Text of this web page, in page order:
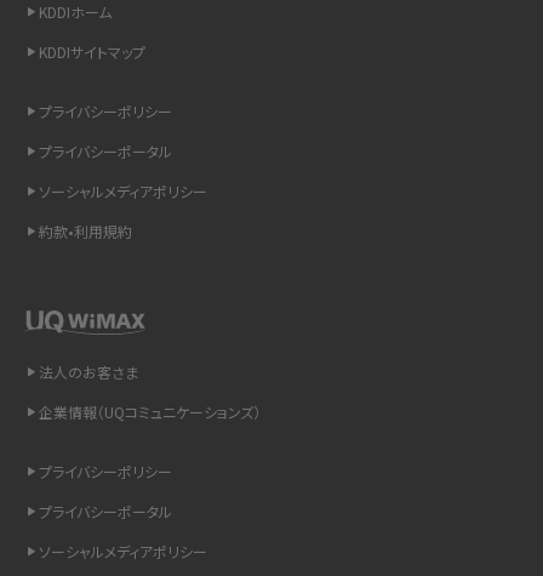
スマホのウィジェットとは？iPhone・Androidの設定方法やおススメを紹介
リプライ機能とは？LINE、X（旧Twitter）、Instagram、TikTokで送る方法を解説
インスタのDMの送り方は？便利機能の使い方や注意点をわかりやすく解説
Bluetooth®とは？Wi-Fiとの違いやスマホ・PCとの接続方法を解説
「iPhoneを探す」の使い方と設定方法を紹介！ブラウザやアプリから探す方法を
紹介
KDDIホーム
KDDIサイトマップ
プライバシーポリシー
プライバシーポータル
ソーシャルメディアポリシー
約款•利用規約
法人のお客さま
企業情報（UQコミュニケーションズ）
プライバシーポリシー
プライバシーポータル
ソーシャルメディアポリシー